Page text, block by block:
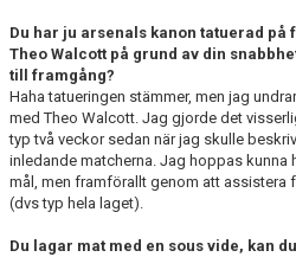
Du har ju arsenals kanon tatuerad på
Theo Walcott på grund av din
till framgång?
Haha tatueringen stämmer, men jag
med Theo Walcott. Jag gjorde det
typ två veckor sedan när jag skulle
inledande matcherna. Jag hoppas kunna
mål, men framförallt genom att assistera
(dvs typ hela laget).
Du lagar mat med en sous vide, kan